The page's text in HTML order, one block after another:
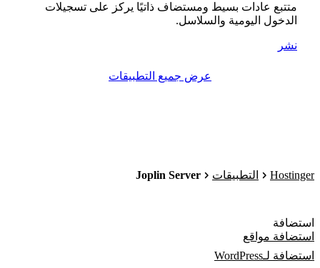
متتبع عادات بسيط ومستضاف ذاتيًا يركز على تسجيلات
الدخول اليومية والسلاسل.
نشر
عرض جميع التطبيقات
Hostinger التطبيقات Joplin Server
استضافة
استضافة مواقع
استضافة لـWordPress